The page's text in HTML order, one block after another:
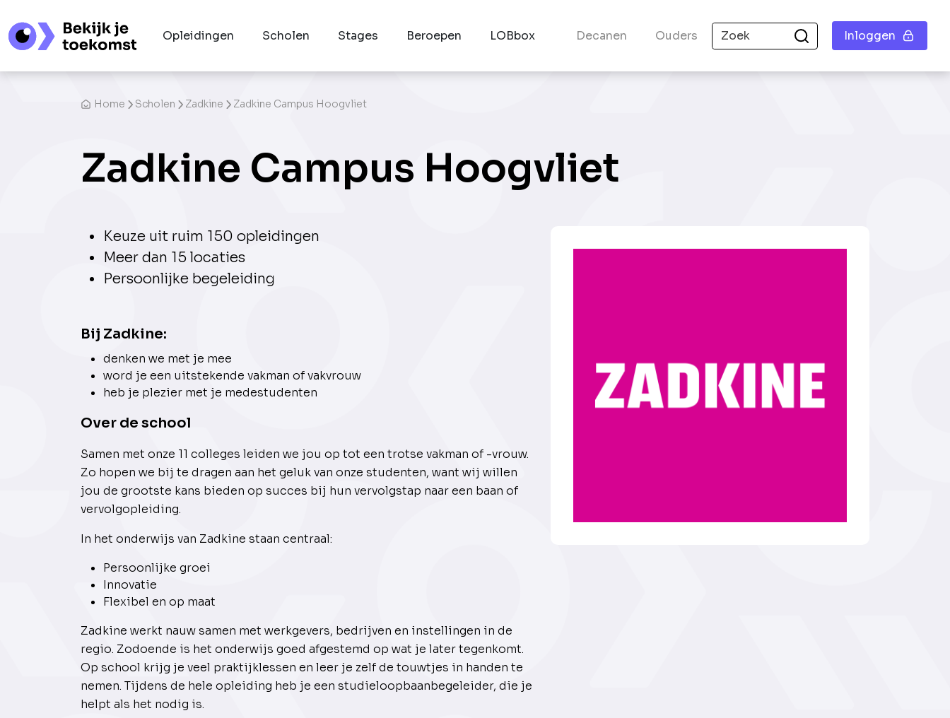
Opleidingen Scholen Stages Beroepen LOBbox Decanen Ouders Inloggen
Home Scholen Zadkine Zadkine Campus Hoogvliet
Zadkine Campus Hoogvliet
Keuze uit ruim 150 opleidingen
Meer dan 15 locaties
Persoonlijke begeleiding
Bij Zadkine:
denken we met je mee
word je een uitstekende vakman of vakvrouw
heb je plezier met je medestudenten
Over de school
Samen met onze 11 colleges leiden we jou op tot een trotse vakman of -vrouw.
Zo hopen we bij te dragen aan het geluk van onze studenten, want wij willen
jou de grootste kans bieden op succes bij hun vervolgstap naar een baan of
vervolgopleiding.
In het onderwijs van Zadkine staan centraal:
Persoonlijke groei
Innovatie
Flexibel en op maat
Zadkine werkt nauw samen met werkgevers, bedrijven en instellingen in de
regio. Zodoende is het onderwijs goed afgestemd op wat je later tegenkomt.
Op school krijg je veel praktijklessen en leer je zelf de touwtjes in handen te
nemen. Tijdens de hele opleiding heb je een studieloopbaanbegeleider, die je
helpt als het nodig is.